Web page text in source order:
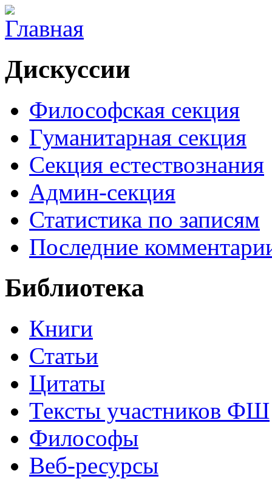
Дискуссии
Философская секция
Гуманитарная секция
Секция естествознания
Админ-секция
Статистика по записям
Последние
Библиотека
Книги
Статьи
Цитаты
Тексты участников ФШ
Философы
Веб-ресурсы